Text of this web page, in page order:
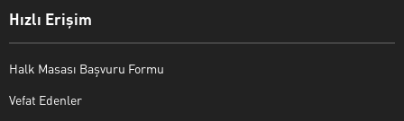
Hızlı Erişim
Halk Masası Başvuru Formu
Vefat Edenler